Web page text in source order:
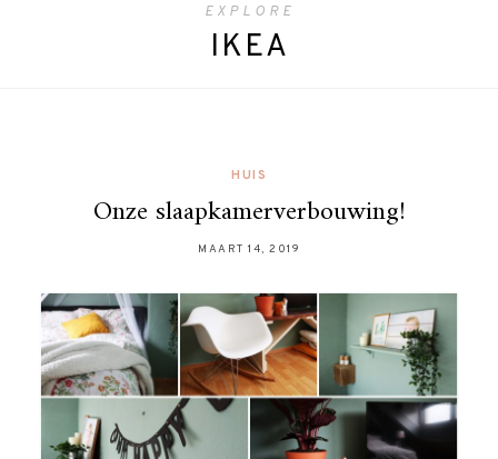
EXPLORE
IKEA
HUIS
Onze slaapkamerverbouwing!
MAART 14, 2019